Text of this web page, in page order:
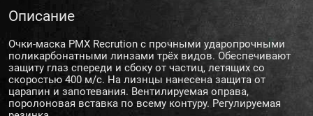
Описание
Очки-маска PMX Recrution с прочными ударопрочными
поликарбонатными линзами трёх видов. Обеспечивают
защиту глаз спереди и сбоку от частиц, летящих со
скоростью 400 м/с. На лизнцы нанесена защита от
царапин и запотевания. Вентилируемая оправа,
поролоновая вставка по всему контуру. Регулируемая